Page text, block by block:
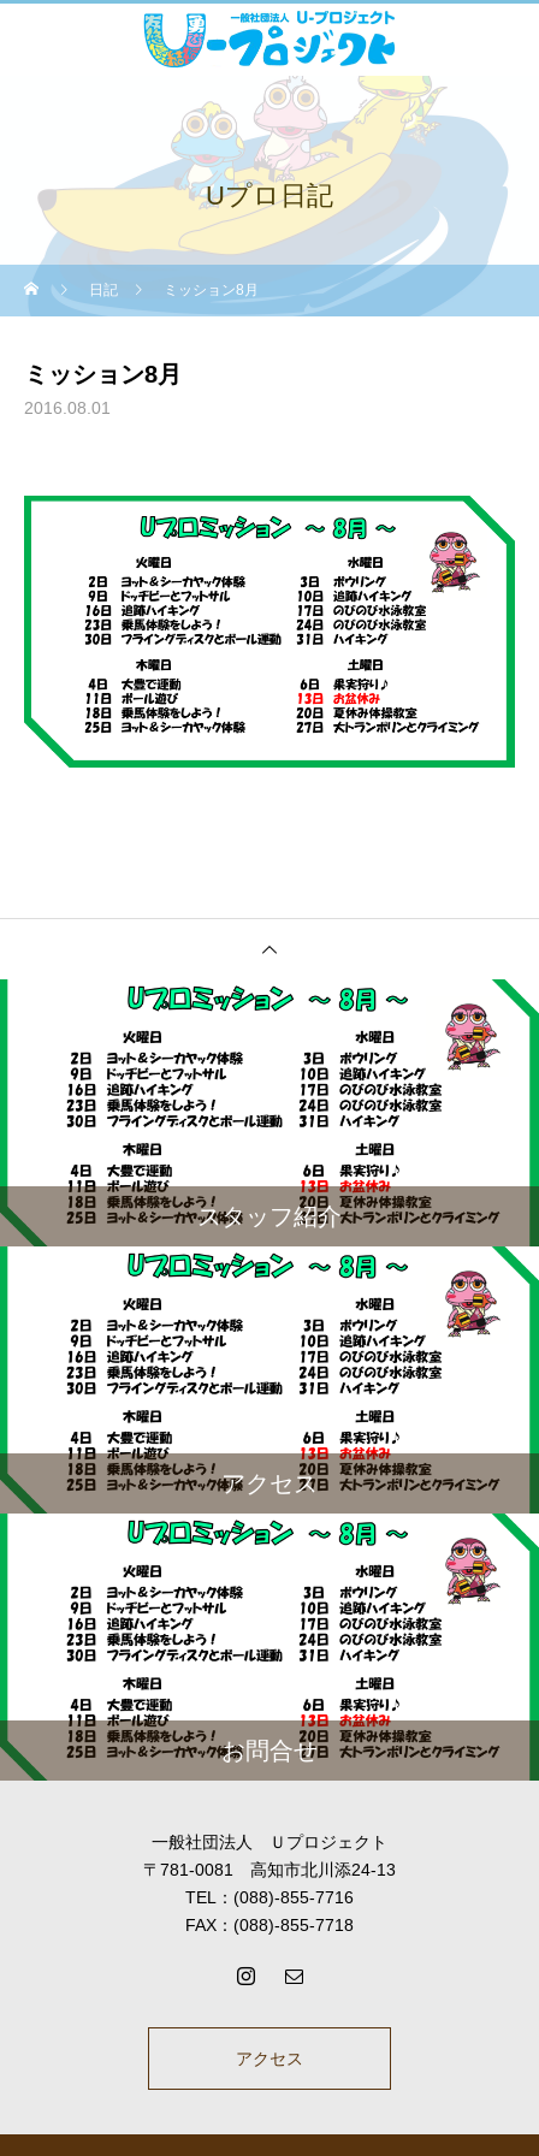
Uプロ日記
日記 ミッション8月
ミッション8月
2016.08.01
スタッフ紹介
アクセス
お問合せ
一般社団法人 Ｕプロジェクト
〒781-0081 高知市北川添24-13
TEL：(088)-855-7716
FAX：(088)-855-7718
アクセス